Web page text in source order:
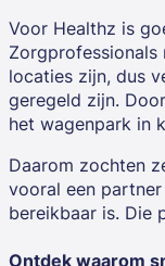
Voor Healthz is
locaties zijn, dus
geregeld zijn.
het wagenpark in
Daarom zochten
vooral een
bereikbaar is. Die
Ontdek waarom